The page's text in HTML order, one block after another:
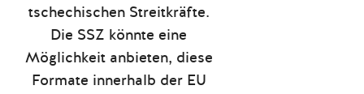
tschechischen Streitkräfte.
Die SSZ könnte eine
Möglichkeit anbieten, diese
Formate innerhalb der EU